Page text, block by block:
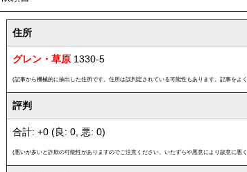
住所
グレン・草原 1330-5
(記事から機械的に抽出した住所です。住所は誤判定されている可能性もあります。記事をよ
評判
合計: +0 (良: 0, 悪: 0)
(悪いが多いと詐欺の可能性がありますのでご注意ください。いたずらや悪意により故意に悪